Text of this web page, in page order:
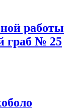
работы
граб № 25